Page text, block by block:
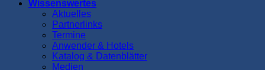
Wissenswertes
Aktuelles
Partnerlinks
Termine
Anwender & Hotels
Katalog & Datenblätter
Medien